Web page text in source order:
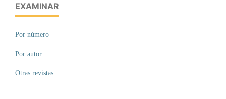
EXAMINAR
Por número
Por autor
Otras revistas